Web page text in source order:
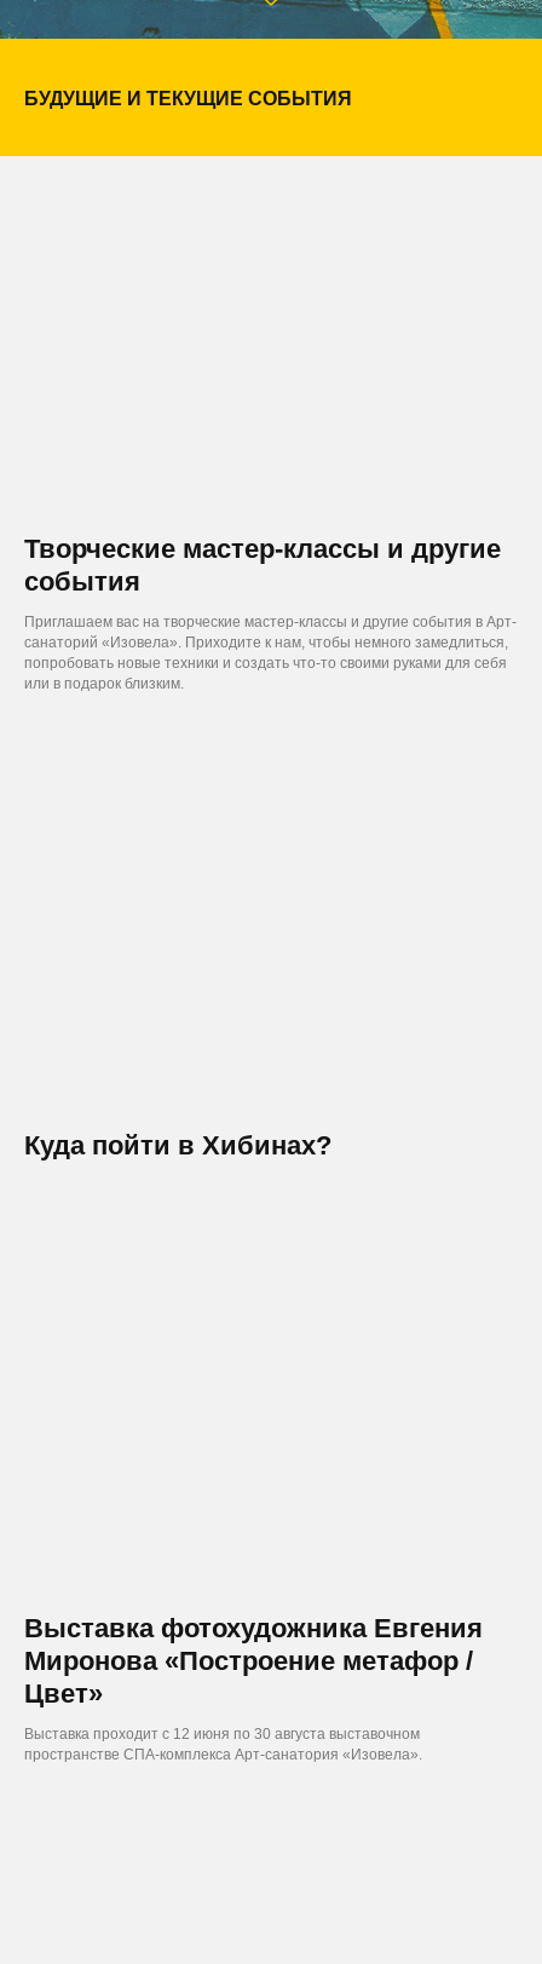
БУДУЩИЕ И ТЕКУЩИЕ СОБЫТИЯ
Творческие мастер-классы и другие
события
Приглашаем вас на творческие мастер-классы и другие события в Арт-
санаторий «Изовела». Приходите к нам, чтобы немного замедлиться,
попробовать новые техники и создать что-то своими руками для себя
или в подарок близким.
Куда пойти в Хибинах?
Выставка фотохудожника Евгения
Миронова «Построение метафор /
Цвет»
Выставка проходит с 12 июня по 30 августа выставочном
пространстве СПА-комплекса Арт-санатория «Изовела».